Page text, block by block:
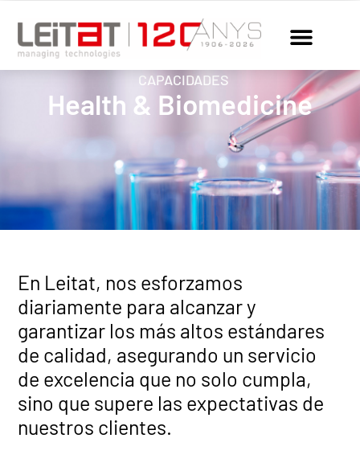
CAPACIDADES
Health & Biomedicine
En Leitat, nos esforzamos
diariamente para alcanzar y
garantizar los más altos estándares
de calidad, asegurando un servicio
de excelencia que no solo cumpla,
sino que supere las expectativas de
nuestros clientes.